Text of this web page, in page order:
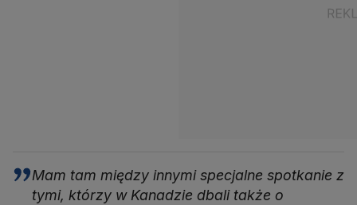
Mam tam między innymi specjalne spotkanie z
tymi, którzy w Kanadzie dbali także o